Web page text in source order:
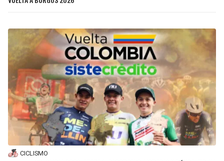
49ERS
SEAHAWKS
BEARS
LIONS
PACKERS
GRIZZLIES
PELICANS
SPURS
NUGGETS
TIMBERWOLVES
CICLISMO